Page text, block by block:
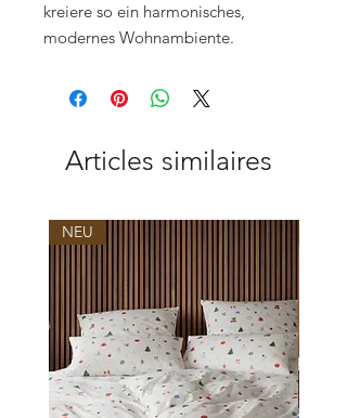
kreiere so ein harmonisches,
modernes Wohnambiente.
Articles similaires
NEU